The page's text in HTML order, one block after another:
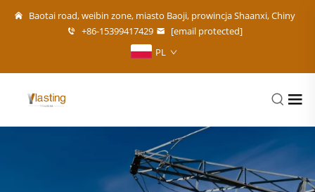
Baotai road, weibin zone, miasto Baoji, prowincja Shaanxi, Chiny
+86-15399417429
[email protected]
PL